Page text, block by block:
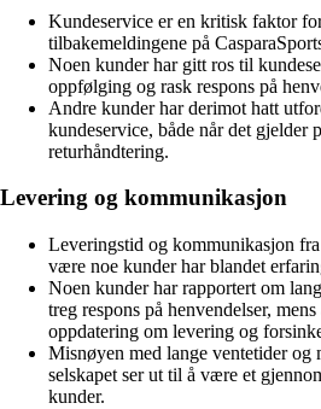
Kundeservice er en kritisk faktor
tilbakemeldingene på
Noen kunder har gitt ros til
oppfølging og rask respons på
Andre kunder har derimot hatt
kundeservice, både når det gjelder
returhåndtering.
Levering og kommunikasjon
Leveringstid og kommunikasjon
være noe kunder har blandet
Noen kunder har rapportert om
treg respons på henvendelser,
oppdatering om levering og
Misnøyen med lange ventetider og
selskapet ser ut til å være et
kunder.